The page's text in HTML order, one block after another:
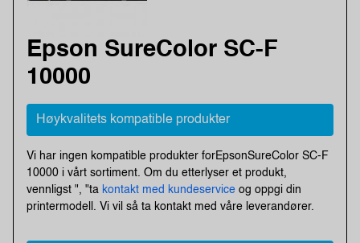
Epson SureColor SC-F
10000
Høykvalitets kompatible produkter
Vi har ingen kompatible produkter forEpsonSureColor SC-F
10000 i vårt sortiment. Om du etterlyser et produkt,
vennligst ", "ta kontakt med kundeservice og oppgi din
printermodell. Vi vil så ta kontakt med våre leverandører.